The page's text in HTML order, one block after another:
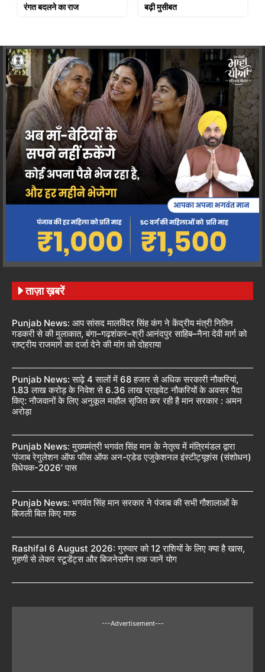
रंगत बदलने का राज
बढ़ी मुसीबत
ताज़ा ख़बरें
Punjab News: आप सांसद मालविंदर सिंह कंग ने केंद्रीय मंत्री नितिन
गडकरी से की मुलाकात, बंगा–गढ़शंकर–श्री आनंदपुर साहिब–नैना देवी मार्ग को
राष्ट्रीय राजमार्ग का दर्जा देने की मांग को दोहराया
Punjab News: साढ़े 4 सालों में 68 हजार से अधिक सरकारी नौकरियां,
1.83 लाख करोड़ के निवेश से 6.36 लाख प्राइवेट नौकरियों के अवसर पैदा
किए: नौजवानों के लिए अनुकूल माहौल सृजित कर रही है मान सरकार : अमन
अरोड़ा
Punjab News: मुख्यमंत्री भगवंत सिंह मान के नेतृत्व में मंत्रिमंडल द्वारा
‘पंजाब रेगुलेशन ऑफ फीस ऑफ अन-एडेड एजुकेशनल इंस्टीट्यूशंस (संशोधन)
विधेयक-2026’ पास
Punjab News: भगवंत सिंह मान सरकार ने पंजाब की सभी गौशालाओं के
बिजली बिल किए माफ
Rashifal 6 August 2026: गुरुवार को 12 राशियों के लिए क्या है खास,
गृहणी से लेकर स्टूडेंट्स और बिजनेसमैन तक जानें योग
---Advertisement---